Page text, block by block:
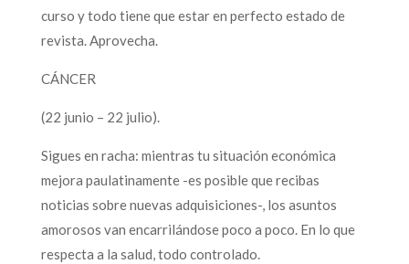
curso y todo tiene que estar en perfecto estado de
revista. Aprovecha.
CÁNCER
(22 junio – 22 julio).
Sigues en racha: mientras tu situación económica
mejora paulatinamente -es posible que recibas
noticias sobre nuevas adquisiciones-, los asuntos
amorosos van encarrilándose poco a poco. En lo que
respecta a la salud, todo controlado.